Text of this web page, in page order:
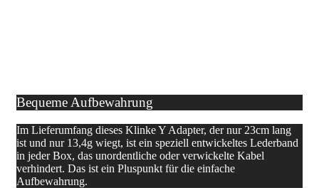
Bequeme Aufbewahrung
Im Lieferumfang dieses Klinke Y Adapter, der nur 23cm lang
ist und nur 13,4g wiegt, ist ein speziell entwickeltes Lederband
in jeder Box, das unordentliche oder verwickelte Kabel
verhindert. Das ist ein Pluspunkt für die einfache
Aufbewahrung.